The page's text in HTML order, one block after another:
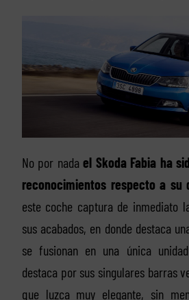
No por nadael Skoda Fabia ha
reconocimientos respecto a su
este coche captura de inmediato
sus acabados, en donde destaca
se fusionan en una única
destaca por sus singulares barras
que luzca muy elegante, sin